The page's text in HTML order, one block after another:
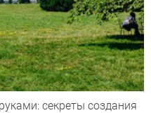
секреты создания